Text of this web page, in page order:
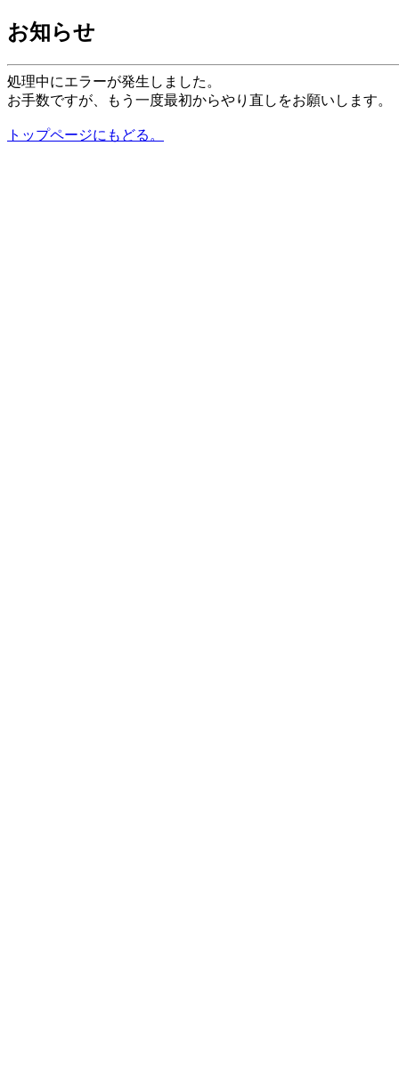
お知らせ
処理中にエラーが発生しました。
お手数ですが、もう一度最初からやり直しをお願いします。
トップページにもどる。